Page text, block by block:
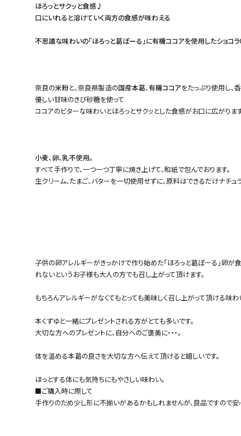
ほろっとサクッと食感♪
口にいれると溶けていく両方の食感が味わえる
不思議な味わいの「ほろっと葛ぼーる」に有機ココアを使用したショコラ
奈良の米粉と、奈良県製造の国産本葛、有機ココアをたっぷり使用し、
優しい甘味のきび砂糖を使って
ココアのビターな味わいとほろっとサクッとした食感がお口に広がります
小麦、卵、乳不使用。
すべて手作りで、一つ一つ丁寧に焼き上げて、和紙で包んでおります。
生クリーム、たまご、バターを一切使用せずに、原料はできるだけナチュ
子供の卵アレルギーがきっかけで作り始めた「ほろっと葛ぼーる」卵が
れないというお子様も大人の方でも召し上がって頂けます。
もちろんアレルギーがなくてもとっても美味しく召し上がって頂ける味わ
本くずゆと一緒にプレゼントされる方がとても多いです。
大切な方へのプレゼントに、自分へのご褒美に・・・。
体を温める本葛の良さを大切な方へ伝えて頂けると嬉しいです。
ほっとする体にも気持ちにもやさしい味わい。
■ご購入時に際して
手作りのため少し形に不揃いがあるかもしれませんが、良品ですので安